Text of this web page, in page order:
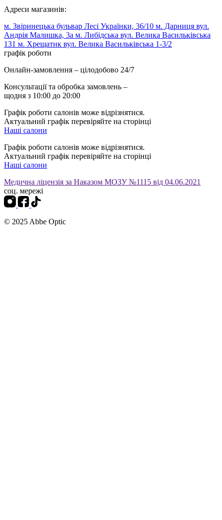
Адреси магазинів:
м. Звіринецька бульвар Лесі Українки, 36/10 м. Дарниця вул.
Андрія Малишка, 3а м. Либідська вул. Велика Васильківська
131 м. Хрещатик вул. Велика Васильківська 1-3/2
графік роботи
Онлайн-замовлення – цілодобово 24/7
Консультації та обробка замовлень –
щодня з 10:00 до 20:00
Графік роботи салонів може відрізнятися.
Актуальний графік перевіряйте на сторінці
Наші салони
Графік роботи салонів може відрізнятися.
Актуальний графік перевіряйте на сторінці
Наші салони
Медична ліцензія за Наказом МОЗУ №1115 від 04.06.2021
соц. мережі
© 2025 Abbe Optic